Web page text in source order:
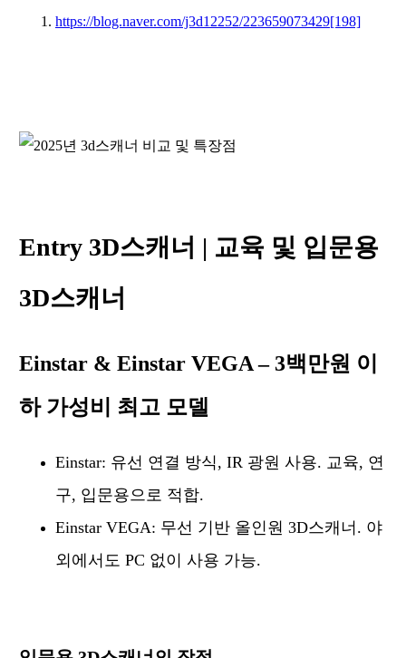
https://blog.naver.com/j3d12252/223659073429[198]
Entry 3D스캐너 | 교육 및 입문용
3D스캐너
Einstar & Einstar VEGA – 3백만원 이
하 가성비 최고 모델
Einstar: 유선 연결 방식, IR 광원 사용. 교육, 연
구, 입문용으로 적합.
Einstar VEGA: 무선 기반 올인원 3D스캐너. 야
외에서도 PC 없이 사용 가능.